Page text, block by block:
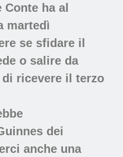
ha al
martedì
se sfidare il
o salire da
ricevere il terzo
dei
anche una